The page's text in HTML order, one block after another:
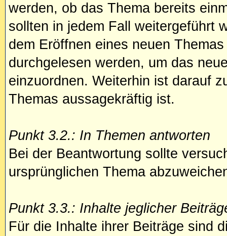
werden, ob das Thema bereits
sollten in jedem Fall weitergeführt
dem Eröffnen eines neuen
durchgelesen werden, um das
einzuordnen. Weiterhin ist darauf
Themas aussagekräftig ist.
Punkt 3.2.: In Themen antworten
Bei der Beantwortung sollte
ursprünglichen Thema
Punkt 3.3.: Inhalte jeglicher
Für die Inhalte ihrer Beiträge sind